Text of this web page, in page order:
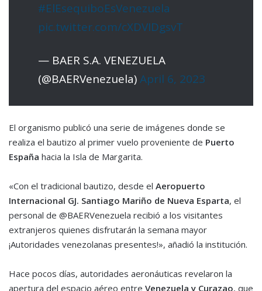
#ElEsequiboEsVenezuela
pic.twitter.com/cXDVIDgsvT
— BAER S.A. VENEZUELA
(@BAERVenezuela)April 6, 2023
El organismo publicó una serie de imágenes donde se
realiza el bautizo al primer vuelo proveniente de Puerto
España hacia la Isla de Margarita.
«Con el tradicional bautizo, desde el Aeropuerto
Internacional GJ. Santiago Mariño de Nueva Esparta, el
personal de @BAERVenezuela recibió a los visitantes
extranjeros quienes disfrutarán la semana mayor
¡Autoridades venezolanas presentes!», añadió la institución.
Hace pocos días, autoridades aeronáuticas revelaron la
apertura del espacio aéreo entre Venezuela y Curazao, que